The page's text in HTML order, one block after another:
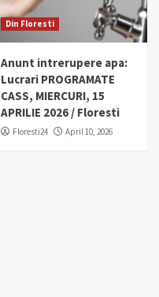
Din Floresti
Anunt intrerupere apa:
Lucrari PROGRAMATE
CASS, MIERCURI, 15
APRILIE 2026 / Floresti
Floresti24 April 10, 2026